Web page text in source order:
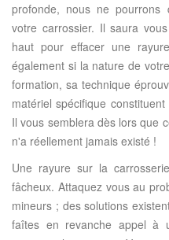
profonde, nous ne pourrons
votre carrossier. Il saura
haut pour effacer une
également si la nature de
formation, sa technique
matériel spécifique
Il vous semblera dès lors que
n'a réellement jamais existé !
Une rayure sur la
fâcheux. Attaquez vous au
mineurs ; des solutions
faîtes en revanche appel à